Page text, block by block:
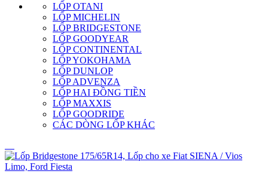
LỐP OTANI
LỐP MICHELIN
LỐP BRIDGESTONE
LỐP GOODYEAR
LỐP CONTINENTAL
LỐP YOKOHAMA
LỐP DUNLOP
LỐP ADVENZA
LỐP HAI ĐỒNG TIỀN
LỐP MAXXIS
LỐP GOODRIDE
CÁC DÒNG LỐP KHÁC